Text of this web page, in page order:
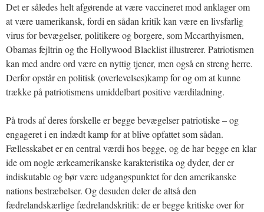
Det er således helt afgørende at være vaccineret mod anklager om
at være uamerikansk, fordi en sådan kritik kan være en livsfarlig
virus for bevægelser, politikere og borgere, som Mccarthyismen,
Obamas fejltrin og the Hollywood Blacklist illustrerer. Patriotismen
kan med andre ord være en nyttig tjener, men også en streng herre.
Derfor opstår en politisk (overlevelses)kamp for og om at kunne
trække på patriotismens umiddelbart positive værdiladning.
På trods af deres forskelle er begge bevægelser patriotiske – og
engageret i en indædt kamp for at blive opfattet som sådan.
Fællesskabet er en central værdi hos begge, og de har begge en klar
ide om nogle ærkeamerikanske karakteristika og dyder, der er
indiskutable og bør være udgangspunktet for den amerikanske
nations bestræbelser. Og desuden deler de altså den
fædrelandskærlige fædrelandskritik: de er begge kritiske over for